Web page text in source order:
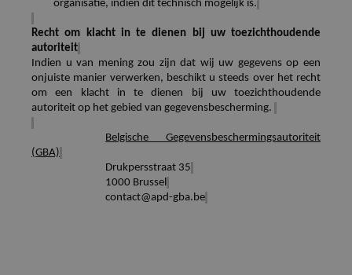
organisatie, indien dit technisch mogelijk is.
Recht om klacht in te dienen bij uw toezichthoudende
autoriteit
Indien u van mening zou zijn dat wij uw gegevens op een
onjuiste manier verwerken, beschikt u steeds over het recht
om een klacht in te dienen bij uw toezichthoudende
autoriteit op het gebied van gegevensbescherming.
Belgische Gegevensbeschermingsautoriteit
(GBA)
Drukpersstraat 35
1000 Brussel
contact@apd-gba.be